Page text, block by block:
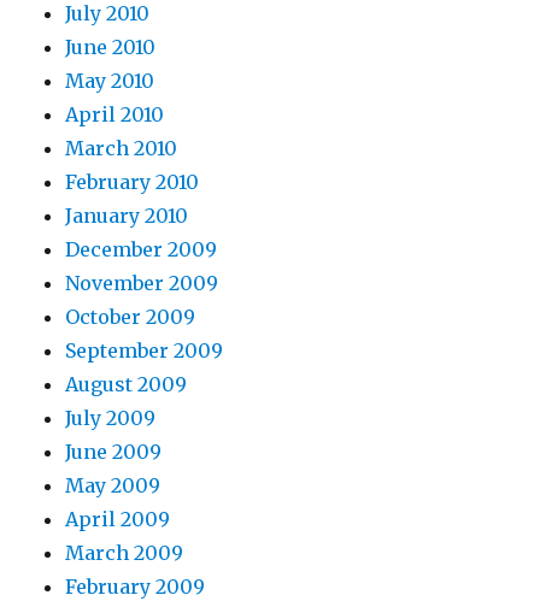
July 2010
June 2010
May 2010
April 2010
March 2010
February 2010
January 2010
December 2009
November 2009
October 2009
September 2009
August 2009
July 2009
June 2009
May 2009
April 2009
March 2009
February 2009